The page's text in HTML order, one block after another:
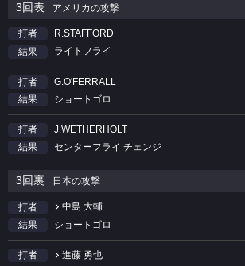
3回表 アメリカの攻撃
打者
R.STAFFORD
結果
ライトフライ
打者
G.O'FERRALL
結果
ショートゴロ
打者
J.WETHERHOLT
結果
センターフライ チェンジ
3回裏 日本の攻撃
打者
中島 大輔
結果
ショートゴロ
打者
進藤 勇也